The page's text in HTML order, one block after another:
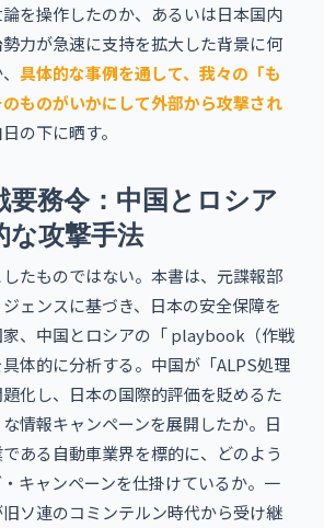
を操作したのか、あるいは日本国内
力が急速に支持を拡大した背景に何
具体的な事例を通して、我々の「も
ものがいかにして外部から攻撃され
の下に晒す。
要務令：中国とロシア
な攻撃手法
たものではない。本書は、元諜報部
ェンスに基づき、日本の安全保障を
家、中国とロシアの「 playbook（作戦
体的に分析する。中国が「ALPS処理
化し、日本の国際的評価を貶めるた
情報キャンペーンを展開したか。日
ある自動車業界を標的に、どのよう
キャンペーンを仕掛けているか。一
ソ連のコミンテルン時代から受け継